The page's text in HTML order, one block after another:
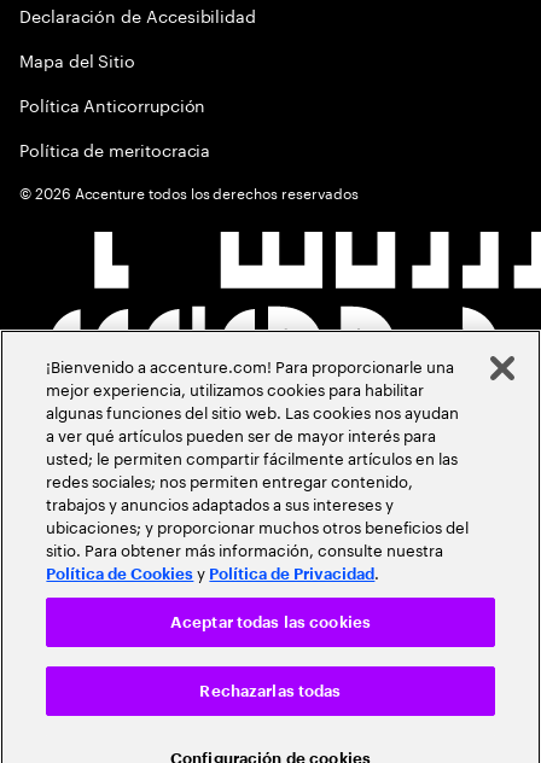
Declaración de Accesibilidad
Mapa del Sitio
Política Anticorrupción
Política de meritocracia
©2026 Accenture todos los derechos reservados
¡Bienvenido a accenture.com! Para proporcionarle una
mejor experiencia, utilizamos cookies para habilitar
algunas funciones del sitio web. Las cookies nos ayudan
a ver qué artículos pueden ser de mayor interés para
usted; le permiten compartir fácilmente artículos en las
redes sociales; nos permiten entregar contenido,
trabajos y anuncios adaptados a sus intereses y
ubicaciones; y proporcionar muchos otros beneficios del
sitio. Para obtener más información, consulte nuestra
Política de Cookies y Política de Privacidad .
Configuración de cookies
Rechazarlas todas
Aceptar todas las cookies